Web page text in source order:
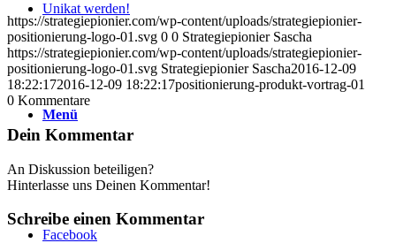
Unikat werden!
Menü
Facebook
https://strategiepionier.com/wp-content/uploads/strategiepionier-
positionierung-logo-01.svg 0 0 Strategiepionier Sascha
https://strategiepionier.com/wp-content/uploads/strategiepionier-
positionierung-logo-01.svg Strategiepionier Sascha2016-12-09
18:22:172016-12-09 18:22:17positionierung-produkt-vortrag-01
0 Kommentare
Dein Kommentar
An Diskussion beteiligen?
Hinterlasse uns Deinen Kommentar!
Schreibe einen Kommentar